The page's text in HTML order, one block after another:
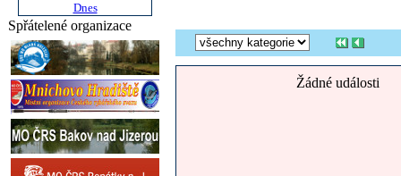
Dnes
Spřátelené organizace
Žádné události